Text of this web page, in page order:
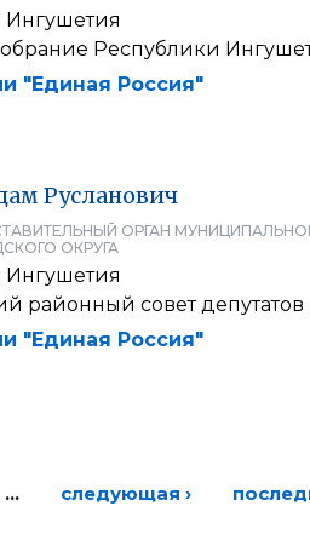
Ингушетия
Республики
"Единая Россия"
Русланович
ОРГАН
ОКРУГА
Ингушетия
районный совет депутатов
"Единая Россия"
… следующая ›